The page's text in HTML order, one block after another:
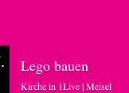
Lego bauen
Kirche in 1Live | Meisel